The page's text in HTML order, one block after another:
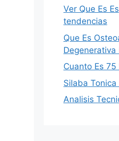
Ver Que Es
tendencias
Que Es
Degenerativa
Cuanto Es
Silaba
Analisis